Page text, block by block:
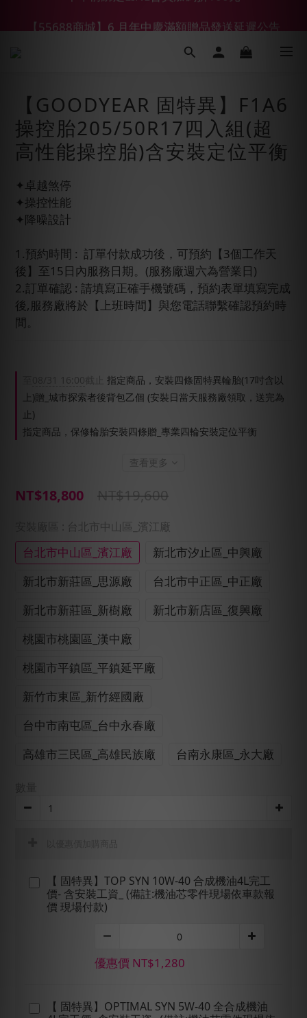
【鑽石熊/金熊新客首購限定】優惠搭車金
【GOODYEAR 固特異】F1A6
操控胎205/50R17四入組(超
高性能操控胎)含安裝定位平衡
✦卓越煞停
✦操控性能
✦降噪設計
1.預約時間 :  訂單付款成功後，可預約【3個工作天
後】至15日內服務日期。(服務廠週六為營業日)
2.訂單確認 : 請填寫正確手機號碼，預約表單填寫完成
後,服務廠將於【上班時間】與您電話聯繫確認預約時
間。
截止 指定商品，安裝四條固特異輪胎(17吋含以
上)贈_城市探索者後背包乙個 (安裝日當天服務廠領取，送完為
止)
指定商品，保修輪胎安裝四條贈_專業四輪安裝定位平衡
查看更多
NT$18,800 NT$19,600
: 台北市中山區_濱江廠
台北市中山區_濱江廠
新北市汐止區_中興廠
新北市新莊區_思源廠
台北市中正區_中正廠
新北市新莊區_新樹廠
新北市新店區_復興廠
桃園市桃園區_漢中廠
桃園市平鎮區_平鎮延平廠
新竹市東區_新竹經國廠
台中市南屯區_台中永春廠
高雄市三民區_高雄民族廠
台南永康區_永大廠
【 固特異】TOP SYN 10W-40 合成機油4L完工
價- 含安裝工資_ (備註:機油芯零件現場依車款報
價 現場付款)
優惠價 NT$1,280
【 固特異】OPTIMAL SYN 5W-40 全合成機油